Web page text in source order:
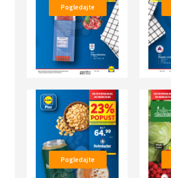
Pogledajte
Pogledajte